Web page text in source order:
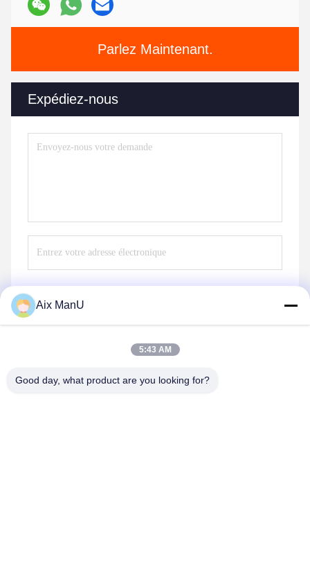
Parlez Maintenant.
Expédiez-nous
Aix ManU
5:43 AM
Good day, what product are you looking for?